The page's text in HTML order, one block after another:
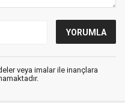
veya imalar ile inançlara